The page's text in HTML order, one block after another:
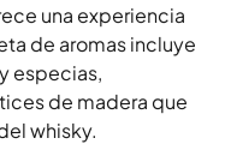
una experiencia
de aromas incluye
especias,
de madera que
whisky.